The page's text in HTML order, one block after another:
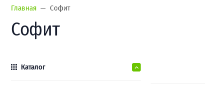
Главная Софит
Софит
Каталог